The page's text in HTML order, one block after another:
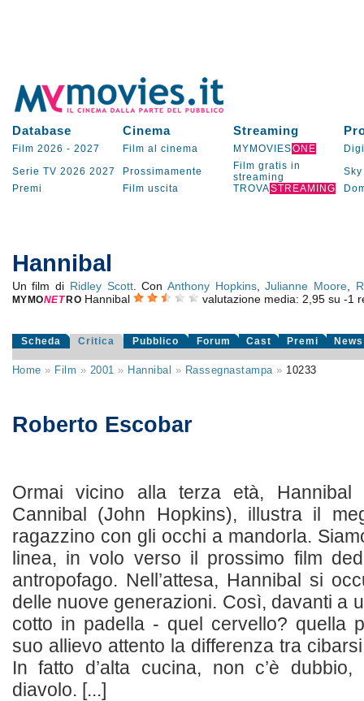
Database Cinema Streaming
Film 2026 - 2027 Film al cinema MYMOVIESONE
Serie TV 2026 2027 Prossimamente
Film gratis in
streaming
Sky
Premi
Film uscita TROVASTREAMING
Hannibal
Un film di Ridley Scott. ConAnthony Hopkins,Julianne Moore
MYMONET RO Hannibal valutazione media: 2,95 su -1
Scheda Critica Pubblico Forum Cast Premi News
Home » Film » 2001 » Hannibal » Rassegnastampa» 10233
Roberto Escobar
Ormai vicino alla terza età,
Cannibal (John Hopkins), illustra il
ragazzino con gli occhi a mandorla.
linea, in volo verso il prossimo film
antropofago. Nell’attesa, Hannibal si
delle nuove generazioni. Così, davanti a
cotto in padella - quel cervello? quella
suo allievo attento la differenza tra
In fatto d’alta cucina, non c’è
diavolo. [...]